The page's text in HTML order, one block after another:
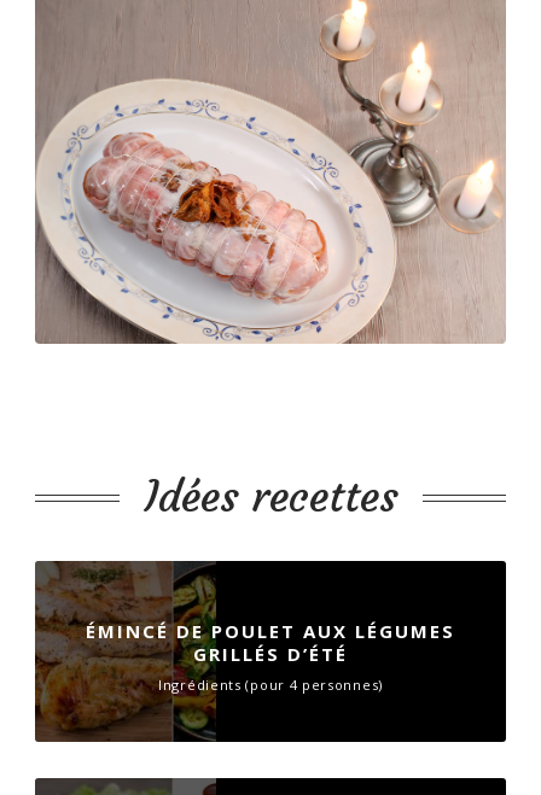
Idées recettes
ÉMINCÉ DE POULET AUX LÉGUMES
GRILLÉS D’ÉTÉ
Ingrédients (pour 4 personnes)